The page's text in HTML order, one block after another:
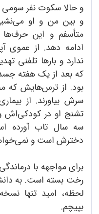
و حالا سکوت نفر
و بین من و او
متأسفم و این
ادامه دهد. از عموی
ندارد و بارها تلفنی
که بعد از یک هفته
بود. از ترس‌هایش که
سرش بیاورند. از
تشنج او در کودکی‌اش
سه سال تاب آورده
دخترش است و
برای مواجهه با
رخت بسته است. به
لحظه، امید تنها
بپیچم.